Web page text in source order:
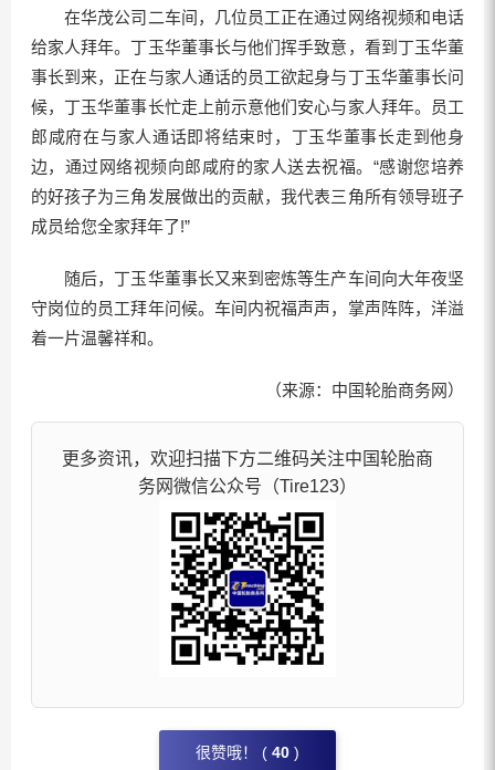
在华茂公司二车间，几位员工正在通过网络视频和电话
给家人拜年。丁玉华董事长与他们挥手致意，看到丁玉华董
事长到来，正在与家人通话的员工欲起身与丁玉华董事长问
候，丁玉华董事长忙走上前示意他们安心与家人拜年。员工
郎咸府在与家人通话即将结束时，丁玉华董事长走到他身
边，通过网络视频向郎咸府的家人送去祝福。“感谢您培养
的好孩子为三角发展做出的贡献，我代表三角所有领导班子
成员给您全家拜年了!”
随后，丁玉华董事长又来到密炼等生产车间向大年夜坚
守岗位的员工拜年问候。车间内祝福声声，掌声阵阵，洋溢
着一片温馨祥和。
（来源：中国轮胎商务网）
更多资讯，欢迎扫描下方二维码关注中国轮胎商
务网微信公众号（Tire123）
很赞哦！ ( 40 )